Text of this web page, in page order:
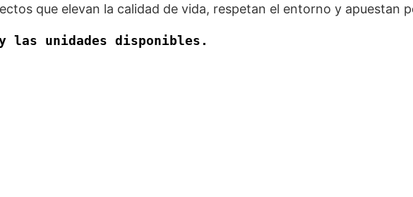
que elevan la calidad de vida, respetan el entorno y apuestan
las unidades disponibles.